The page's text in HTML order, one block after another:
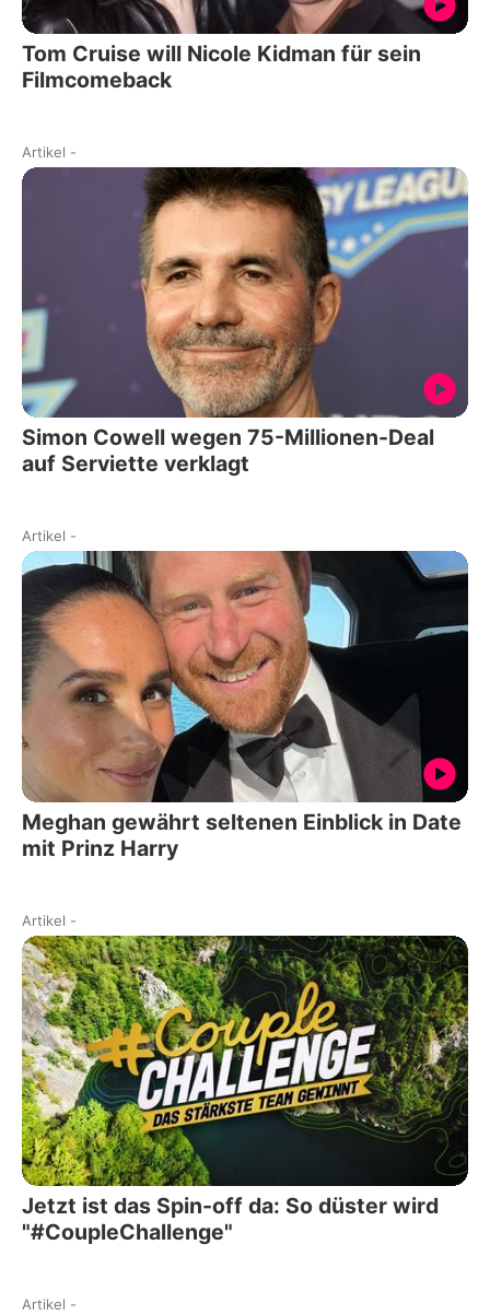
Tom Cruise will Nicole Kidman für sein
Filmcomeback
Artikel -
Simon Cowell wegen 75-Millionen-Deal
auf Serviette verklagt
Artikel -
Meghan gewährt seltenen Einblick in Date
mit Prinz Harry
Artikel -
Jetzt ist das Spin-off da: So düster wird
"#CoupleChallenge"
Artikel -